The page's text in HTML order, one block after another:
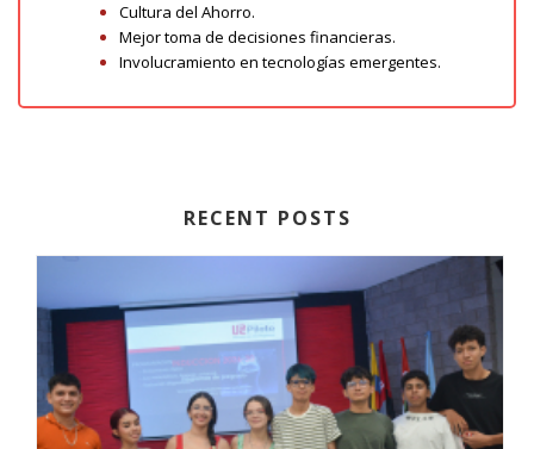
Cultura del Ahorro.
Mejor toma de decisiones financieras.
Involucramiento en tecnologías emergentes.
RECENT POSTS